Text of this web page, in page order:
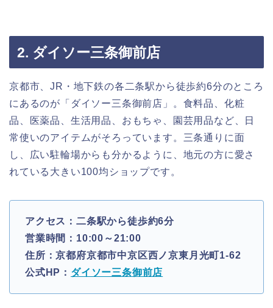
2. ダイソー三条御前店
京都市、JR・地下鉄の各二条駅から徒歩約6分のところ
にあるのが「ダイソー三条御前店」。食料品、化粧
品、医薬品、生活用品、おもちゃ、園芸用品など、日
常使いのアイテムがそろっています。三条通りに面
し、広い駐輪場からも分かるように、地元の方に愛さ
れている大きい100均ショップです。
アクセス：二条駅から徒歩約6分
営業時間：10:00～21:00
住所：京都府京都市中京区西ノ京東月光町1-62
公式HP： ダイソー三条御前店